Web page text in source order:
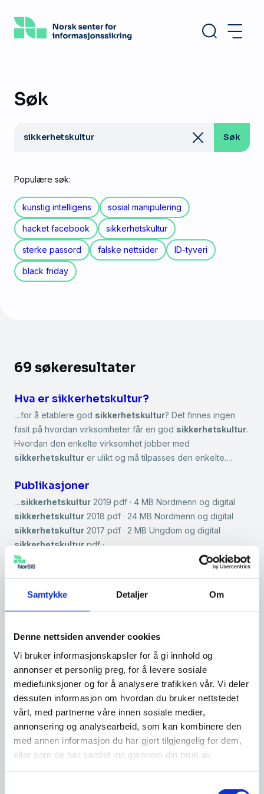
Samtykke Detaljer Om
Denne nettsiden anvender cookies
Vi bruker informasjonskapsler for å gi innhold og
annonser et personlig preg, for å levere sosiale
mediefunksjoner og for å analysere trafikken vår. Vi deler
dessuten informasjon om hvordan du bruker nettstedet
vårt, med partnerne våre innen sosiale medier,
annonsering og analysearbeid, som kan kombinere den
med annen informasjon du har gjort tilgjengelig for dem,
eller som de har samlet inn gjennom din bruk av
hovedinnhold
Søk
Søk
Populære søk:
kunstig intelligens sosial manipulering
hacket facebook sikkerhetskultur
sterke passord falske nettsider ID-tyveri
black friday
69 søkeresultater
Hva er sikkerhetskultur?
…for å etablere god sikkerhetskultur? Det finnes ingen
fasit på hvordan virksomheter får en god sikkerhetskultur.
Hvordan den enkelte virksomhet jobber med
sikkerhetskultur er ulikt og må tilpasses den enkelte….
Publikasjoner
…sikkerhetskultur 2019 pdf · 4 MB Nordmenn og digital
sikkerhetskultur 2018 pdf · 24 MB Nordmenn og digital
sikkerhetskultur 2017 pdf · 2 MB Ungdom og digital
sikkerhetskulturpdf ·…
Nordmenn og digital sikkerhetskultur
…· 4 MB Tidligere publikasjoner: Nordmenn og digital
Nordmenn og digital sikkerhetskultur
2023
…samarbeid med SpareBank 1. Tidligere publikasjoner:
Nordmenn og digital sikkerhetskultur2021 pdf · 15 MB
Nordmenn og digitalsikkerhetskultur2020 pdf · 2 MB
Nordmenn og digitalsikkerhetskultur2019 pdf…
Økt bekymring for digital sikkerhet
sikkerhetskulturi